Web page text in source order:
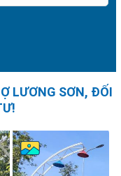
LƯƠNG SƠN, ĐỐI